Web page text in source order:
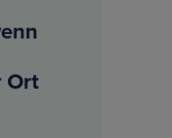
Ort